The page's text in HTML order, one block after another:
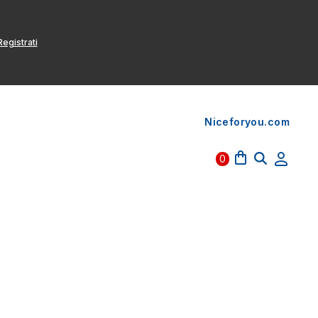
Niceforyou.com
0